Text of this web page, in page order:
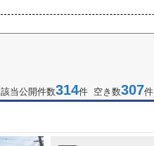
該当公開件数314件 空き数307件